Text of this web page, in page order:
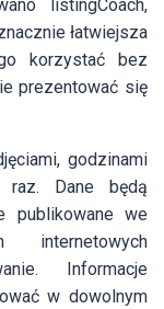
listingCoach,
łatwiejsza
korzystać bez
prezentować się
godzinami
Dane będą
publikowane we
internetowych
Informacje
w dowolnym